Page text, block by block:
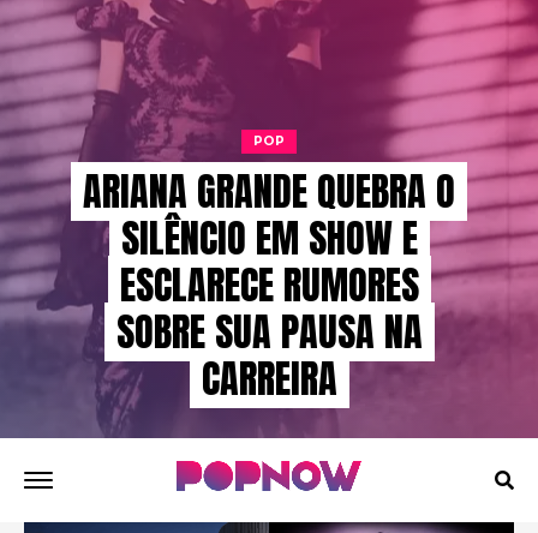
POP
ARIANA GRANDE QUEBRA O
SILÊNCIO EM SHOW E
ESCLARECE RUMORES
SOBRE SUA PAUSA NA
CARREIRA